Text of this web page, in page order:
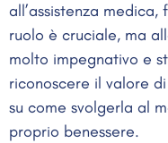
all’assistenza
ruolo è cruciale, ma
molto impegnativo e
riconoscere il valore
su come svolgerla al
proprio benessere.